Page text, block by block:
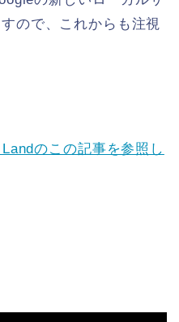
ので、これからも注視
のこの記事を参照し